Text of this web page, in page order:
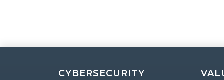
CYBERSECURITY